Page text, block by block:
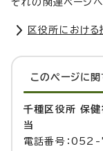
ぞれの関連ページへ
区役所におけ
このページに関
千種区役所 保
当
電話番号：